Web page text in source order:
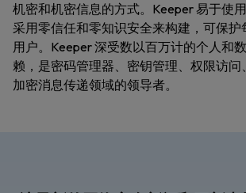
机密和机密信息的方式。Keeper 易于使
采用零信任和零知识安全来构建，可保护
用户。Keeper 深受数以百万计的个人和
赖，是密码管理器、密钥管理、权限访问
加密消息传递领域的领导者。